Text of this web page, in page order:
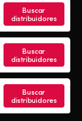
Buscar
distribuidores
Buscar
distribuidores
Buscar
distribuidores